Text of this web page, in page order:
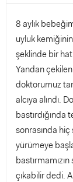
8 aylık
uyluk kemiğinin
şeklinde bir
Yandan
doktorumuz
alcıya alındı.
bastırdığında
sonrasında
yürümeye
çıkabilir dedi.